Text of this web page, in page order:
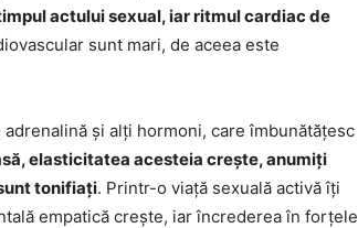
actului sexual, iar ritmul cardiac de
sunt mari, de aceea este
și alți hormoni, care îmbunătățesc
elasticitatea acesteia crește, anumiți
tonifiați. Printr-o viață sexuală activă îți
empatică crește, iar încrederea în forțele